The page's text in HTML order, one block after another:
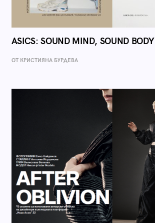
ASICS: SOUND MIND, SOUND BODY
ОТ КРИСТИЯНА БУРДЕВА